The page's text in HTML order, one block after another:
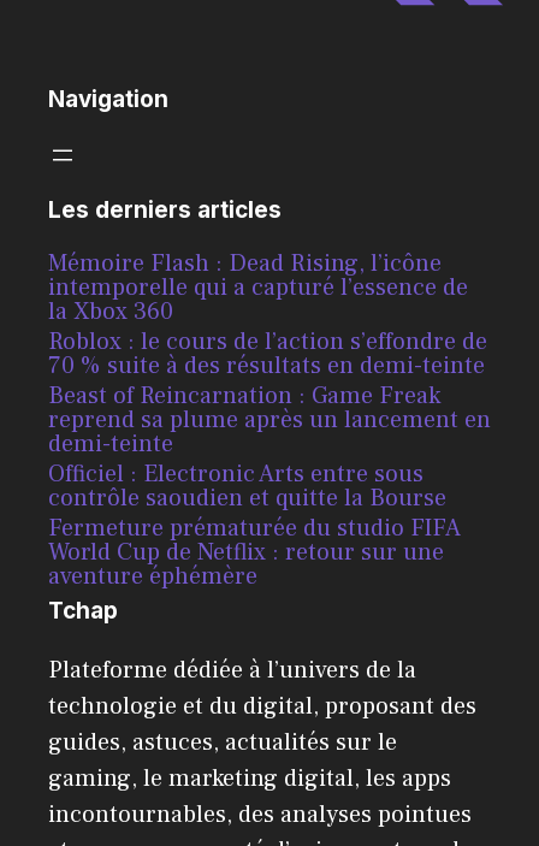
Navigation
Les derniers articles
Mémoire Flash : Dead Rising, l’icône
intemporelle qui a capturé l’essence de
la Xbox 360
Roblox : le cours de l’action s’effondre de
70 % suite à des résultats en demi-teinte
Beast of Reincarnation : Game Freak
reprend sa plume après un lancement en
demi-teinte
Officiel : Electronic Arts entre sous
contrôle saoudien et quitte la Bourse
Fermeture prématurée du studio FIFA
World Cup de Netflix : retour sur une
aventure éphémère
Tchap
Plateforme dédiée à l’univers de la
technologie et du digital, proposant des
guides, astuces, actualités sur le
gaming, le marketing digital, les apps
incontournables, des analyses pointues